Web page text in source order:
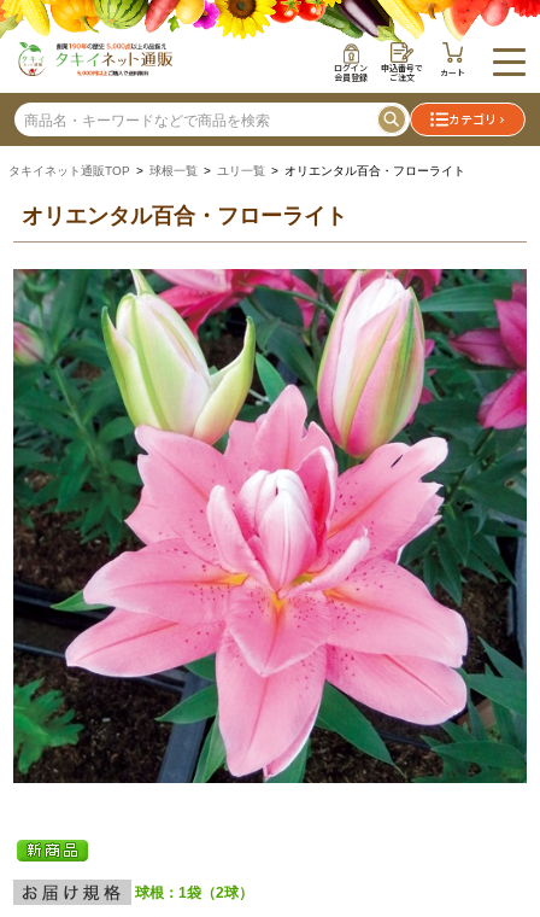
ログイン
会員登録
申込番号で
ご注文 カート
カテゴリ
タキイネット通販TOP > 球根一覧 > ユリ一覧 > オリエンタル百合・フローライト
オリエンタル百合・フローライト
球根：1袋（2球）